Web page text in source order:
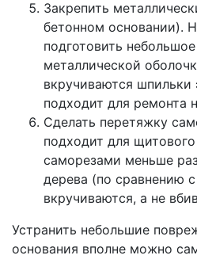
Закрепить
бетонном основании).
подготовить
металлической
вкручиваются шпильки
подходит для ремонта
Сделать перетяжку
подходит для
саморезами меньше
дерева (по сравнению
вкручиваются, а не
Устранить небольшие
основания вполне можно